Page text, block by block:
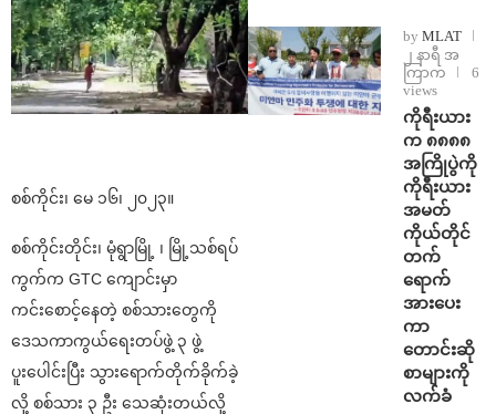
စစ်ကိုင်း၊ မေ ၁၆၊ ၂၀၂၃။
စစ်ကိုင်းတိုင်း၊ မုံရွာမြို့ ၊ မြို့သစ်ရပ်
ကွက်က GTC ကျောင်းမှာ
ကင်းစောင့်နေတဲ့ စစ်သားတွေကို
ဒေသကာကွယ်ရေးတပ်ဖွဲ့ ၃ ဖွဲ့
ပူးပေါင်းပြီး သွားရောက်တိုက်ခိုက်ခဲ့
လို့ စစ်သား ၃ ဦး သေဆုံးတယ်လို့
by MLAT
၂ နာရီ အ
ကြာက
6
views
ကိုရီးယား
က ၈၈၈၈
အကြိုပွဲကို
ကိုရီးယား
အမတ်
ကိုယ်တိုင်
တက်
ရောက်
အားပေး
ကာ
တောင်းဆို
စာများကို
လက်ခံ